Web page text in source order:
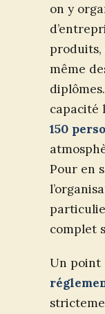
on y
produits,
même
capacité
150
Pour en
complet
Un point